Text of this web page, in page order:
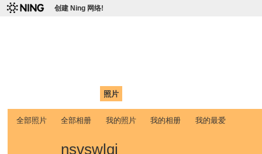
创建 Ning 网络!
照片
全部照片 全部相册 我的照片 我的相册 我的最爱
nsvswlqi